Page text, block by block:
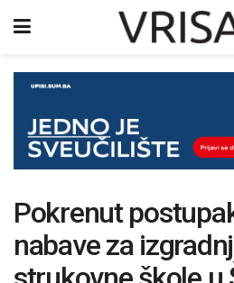
Pokrenut
nabave za